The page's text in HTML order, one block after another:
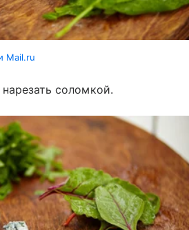
Mail.ru
соломкой.